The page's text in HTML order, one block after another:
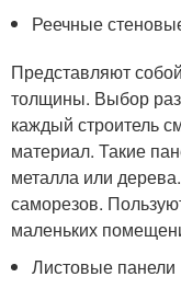
Реечные
Представляют
толщины. Выбор
каждый строитель
материал. Такие
металла или
саморезов.
маленьких
Листовые панели